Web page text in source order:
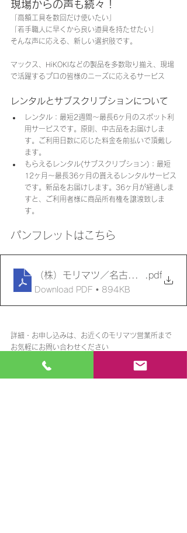
現場からの声も続々！
「高額工具を数回だけ使いたい」
「若手職人に早くから良い道具を持たせたい」
そんな声に応える、新しい選択肢です。
マックス、HiKOKIなどの製品を多数取り揃え、現場
で活躍するプロの皆様のニーズに応えるサービス
レンタルとサブスクリプションについて
レンタル：最短2週間～最長6ヶ月のスポット利
用サービスです。原則、中古品をお届けしま
す。ご利用日数に応じた料金を前払いで頂戴し
ます。
もらえるレンタル(サブスクリプション)：最短
12ヶ月～最長36ヶ月の貰えるレンタルサービス
です。新品をお届けします。36ヶ月が経過しま
すと、ご利用者様に商品所有権を譲渡致しま
す。
パンフレットはこちら
（株）モリマツ／名古屋営業所＜
.pdf
Download PDF • 894KB
詳細・お申し込みは、お近くのモリマツ営業所まで
お気軽にお問い合わせください
Recent Posts